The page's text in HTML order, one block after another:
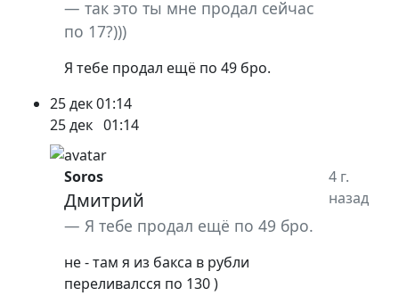
так это ты мне продал сейчас
по 17?)))
Я тебе продал ещё по 49 бро.
25 дек01:14
25 дек 01:14
Soros
Дмитрий
Я тебе продал ещё по 49 бро.
не - там я из бакса в рубли
переливалсся по 130 )
4 г.
назад